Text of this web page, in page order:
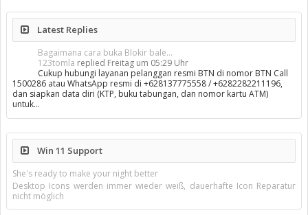
Latest Replies
Bagaimana cara buka Blokir bale...
123tomla replied Freitag um 05:29 Uhr
Cukup hubungi layanan pelanggan resmi BTN di nomor BTN Call
1500286 atau WhatsApp resmi di +628137775558 / +6282282211196,
dan siapkan data diri (KTP, buku tabungan, dan nomor kartu ATM)
untuk…
Win 11 Support
She's ready to make your night better
Desktop Icons werden immer wieder weiß, dauerhafte Icon Reparatur
nicht möglich